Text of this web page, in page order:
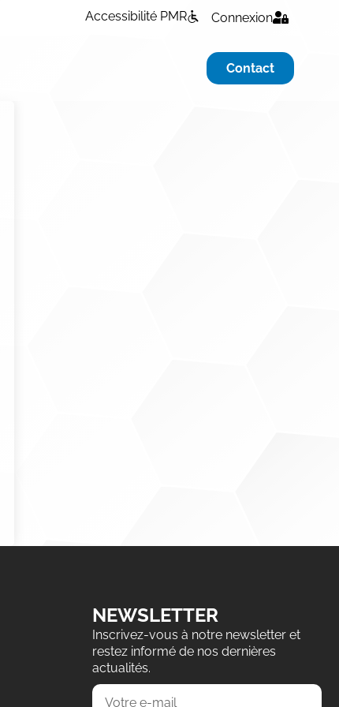
Accessibilité PMR Connexion
Contact
NEWSLETTER
Inscrivez-vous à notre newsletter et
restez informé de nos dernières
actualités.